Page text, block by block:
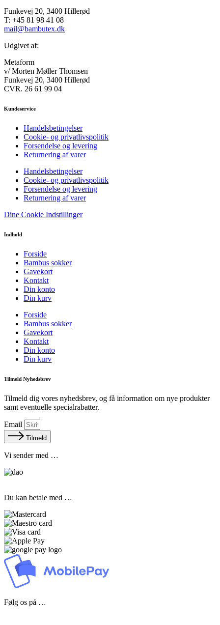
flere
varianter.
Mulighederne
kan
vælges
varesiden
Funkevej 20, 3400 Hillerød
T: +45 81 98 41 08
mail@bambutex.dk
Udgivet af:
Metaform
v/ Morten Møller Thomsen
Funkevej 20, 3400 Hillerød
CVR. 26 61 99 04
Kundeservice
Handelsbetingelser
Cookie- og privatlivspolitik
Forsendelse og levering
Returnering af varer
Handelsbetingelser
Cookie- og privatlivspolitik
Forsendelse og levering
Returnering af varer
Dine Cookie Indstillinger
Indhold
Forside
Bambus sokker
Gavekort
Kontakt
Din konto
Din kurv
Forside
Bambus sokker
Gavekort
Kontakt
Din konto
Din kurv
Tilmeld Nyhedsbrev
Tilmeld dig vores nyhedsbrev, og få information om nye produkter
samt eventuelle specialrabatter.
Email
Tilmeld
Vi sender med …
Du kan betale med …
Følg os på …